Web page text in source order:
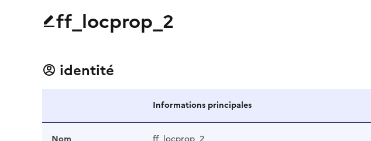
ff_locprop_2
identité
Informations principales